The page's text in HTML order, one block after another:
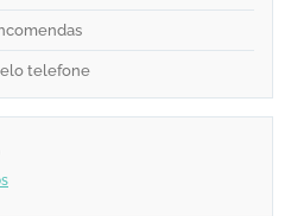
telefone